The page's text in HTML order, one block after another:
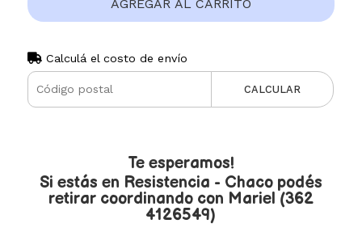
AGREGAR AL CARRITO
Calculá el costo de envío
CALCULAR
Te esperamos!
Si estás en Resistencia - Chaco podés
retirar coordinando con Mariel (362
4126549)